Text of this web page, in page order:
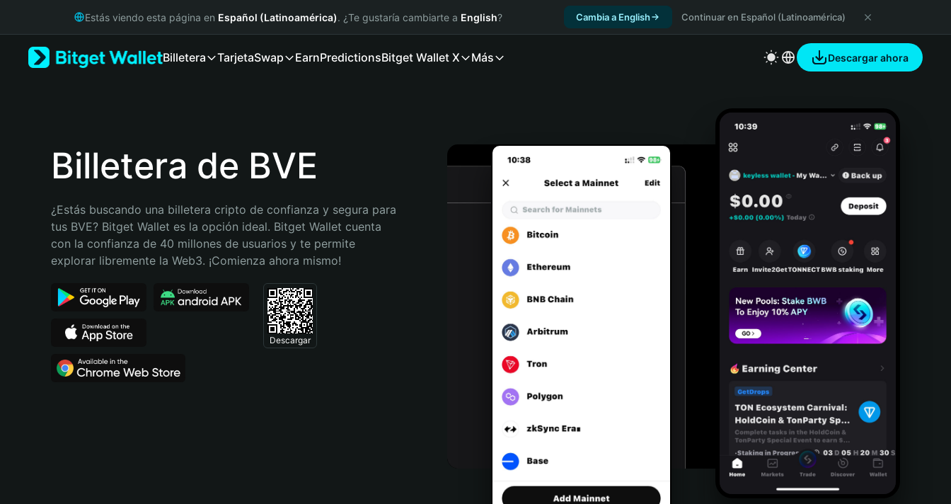
Русский
Bahasa Indonesia
Português (Brasil)
Estás viendo esta página en Español (Latinoamérica). ¿Te gustaría cambiarte a English? Cambia a English Continuar en Español (Latinoamérica)
Billetera TarjetaSwap EarnPredictionsBitget Wallet X Más Descargar ahora
Billetera de BVE
¿Estás buscando una billetera cripto de confianza y segura para
tus BVE? Bitget Wallet es la opción ideal. Bitget Wallet cuenta
con la confianza de 40 millones de usuarios y te permite
explorar libremente la Web3. ¡Comienza ahora mismo!
Descargar